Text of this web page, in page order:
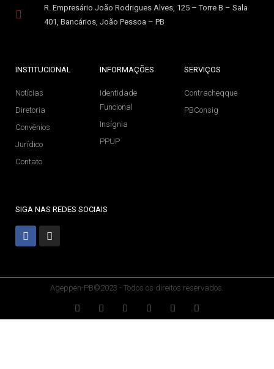
R. Empresário João Rodrigues Alves, 125 – Torre B – Sala
401, Bancários, João Pessoa – PB
INSTITUCIONAL
Notícias
Diretoria
Convênios
Jurídico
Contato
INFORMAÇÕES
Identidade
Funcional
Insígnia
PPUP
SERVIÇOS
Contracheqque
PBConsig
SIGA NAS REDES SOCIAIS
Ageppen-PB©2023 - Todos os direitos reservados.